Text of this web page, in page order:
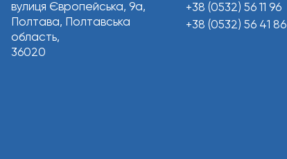
вулиця Європейська, 9a,
Полтава, Полтавська
область,
36020
+38 (0532) 56 11 96
+38 (0532) 56 41 86